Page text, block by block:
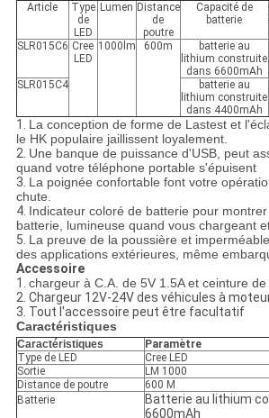
Article
Type
de
LED
Lumen Distance
de
poutre
Capacité de
batterie
SLR015C6 Cree
LED
1000lm 600m
batterie au
lithium construite
dans 6600mAh
SLR015C4
batterie au
lithium construite
dans 4400mAh
1. La conception de forme de Lastest et
le HK populaire jaillissent loyalement.
2. Une banque de puissance d'USB, peut
quand votre téléphone portable s'épuisent
3. La poignée confortable font votre
chute.
4. Indicateur coloré de batterie pour
batterie, lumineuse quand vous chargeant
5. La preuve de la poussière et
des applications extérieures, même
Accessoire
1. chargeur à C.A. de 5V 1.5Aet ceinture
2. Chargeur 12V-24V des véhicules à
3. Tout l'accessoire peut être facultatif
Caractéristiques
Caractéristiques
Paramètre
Type de LED
Cree LED
Sortie
LM 1000
Distance de poutre
600 M
Batterie
Batterie au lithium
6600mAh